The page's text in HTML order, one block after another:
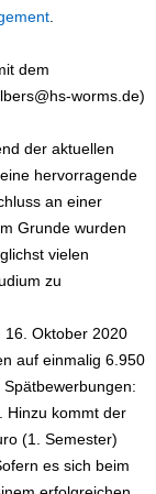
dem
worms.de)
der aktuellen
hervorragende
an einer
Grunde wurden
vielen
zu
16. Oktober 2020
auf einmalig 6.950
Hinzu kommt der
(1. Semester)
es sich beim